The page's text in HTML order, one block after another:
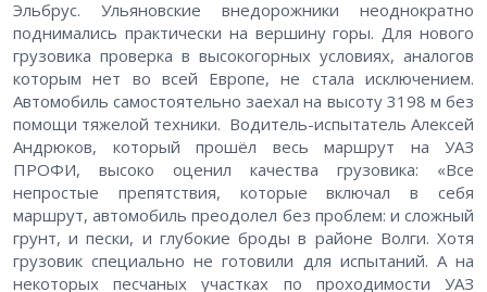
Эльбрус. Ульяновские внедорожники неоднократно
поднимались практически на вершину горы. Для нового
грузовика проверка в высокогорных условиях, аналогов
которым нет во всей Европе, не стала исключением.
Автомобиль самостоятельно заехал на высоту 3198 м без
помощи тяжелой техники. Водитель-испытатель Алексей
Андрюков, который прошёл весь маршрут на УАЗ
ПРОФИ, высоко оценил качества грузовика: «Все
непростые препятствия, которые включал в себя
маршрут, автомобиль преодолел без проблем: и сложный
грунт, и пески, и глубокие броды в районе Волги. Хотя
грузовик специально не готовили для испытаний. А на
некоторых песчаных участках по проходимости УАЗ